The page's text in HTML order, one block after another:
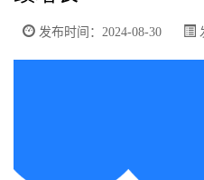
发布时间：2024-08-30